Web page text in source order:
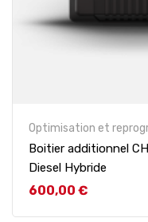
Optimisation et
Boitier additionnel
Diesel Hybride
Prix
600,00 €